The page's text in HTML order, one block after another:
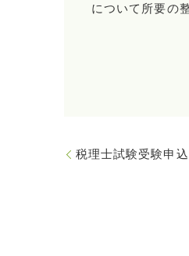
について所要の
税理士試験受験申